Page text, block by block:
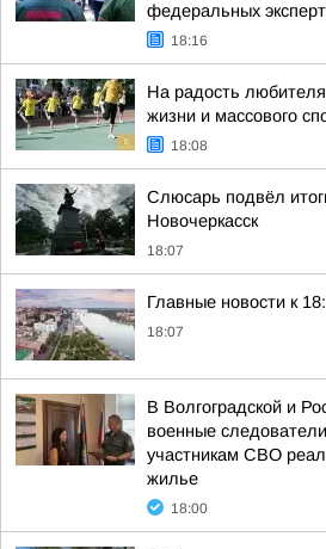
федеральных
18:16
На радость
жизни и массового
18:08
Слюсарь подвёл
Новочеркасск
18:07
Главные новости к
18:07
В Волгоградской и
военные
участникам СВО
жилье
18:00